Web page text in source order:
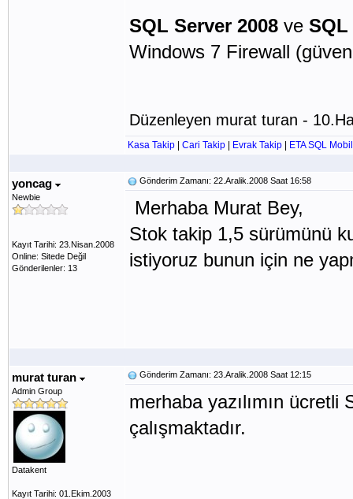
SQL Server 2008 ve SQL
Windows 7 Firewall
Düzenleyen murat turan -
Kasa Takip Cari Takip Evrak Takip ETA SQL Mobil
yoncag
Newbie
Kayıt Tarihi: 23.Nisan.2008
Online: Sitede Değil
Gönderilenler: 13
Gönderim Zamanı: 22.Aralik.2008 Saat 16:58
Merhaba Murat Bey,
Stok takip 1,5 sürümünü
istiyoruz bunun için ne
murat turan
Admin Group
Datakent
Kayıt Tarihi: 01.Ekim.2003
Gönderim Zamanı: 23.Aralik.2008 Saat 12:15
merhaba yazılımın
çalışmaktadır.